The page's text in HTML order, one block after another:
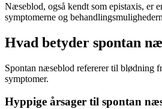
Næseblod, også kendt som epistaxis, er
symptomerne og
Hvad betyder spontan
Spontan næseblod refererer til blødning
symptomer.
Hyppige årsager til spontan